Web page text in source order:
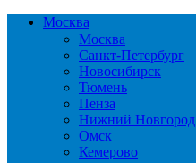
Москва
Москва
Санкт-Петербург
Новосибирск
Тюмень
Пенза
Нижний Новгород
Омск
Кемерово